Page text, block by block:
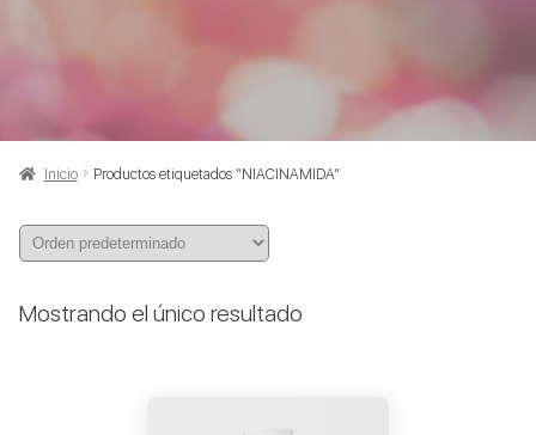
Inicio Productos etiquetados “NIACINAMIDA”
Mostrando el único resultado